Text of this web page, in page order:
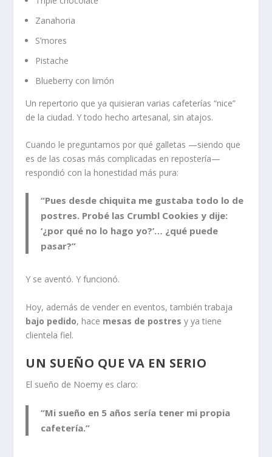
Zanahoria
S’mores
Pistache
Blueberry con limón
Un repertorio que ya quisieran varias cafeterías “nice”
de la ciudad. Y todo hecho artesanal, sin atajos.
Cuando le preguntamos por qué galletas —siendo que
es de las cosas más complicadas en repostería—
respondió con la honestidad más pura:
“Pues desde chiquita me gustaba todo lo de
postres. Probé las Crumbl Cookies y dije:
‘¿por qué no lo hago yo?’… ¿qué puede
pasar?”
Y se aventó. Y funcionó.
Hoy, además de vender en eventos, también trabaja
bajo pedido, hace mesas de postres y ya tiene
clientela fiel.
UN SUEÑO QUE VA EN SERIO
El sueño de Noemy es claro:
“Mi sueño en 5 años sería tener mi propia
cafetería.”